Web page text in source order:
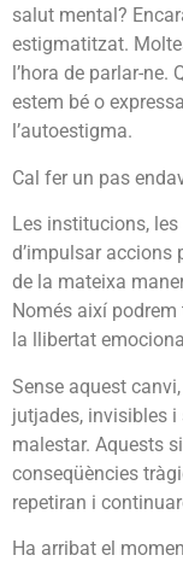
salut mental?
estigmatitzat.
l’hora de parlar-ne.
estem bé o
l’autoestigma.
Cal fer un pas
Les institucions,
d’impulsar accions
de la mateixa
Només així
la llibertat
Sense aquest
jutjades, invisibles i
malestar. Aquests
conseqüències
repetiran i
Ha arribat el